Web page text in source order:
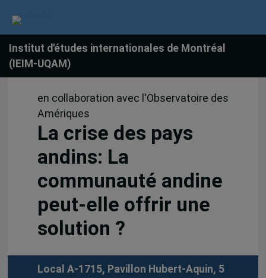
Institut d'études internationales de Montréal
(IEIM-UQAM)
en collaboration avec l'Observatoire des
Amériques
La crise des pays
andins: La
communauté andine
peut-elle offrir une
solution ?
Local A-1715, Pavillon Hubert-Aquin, 5